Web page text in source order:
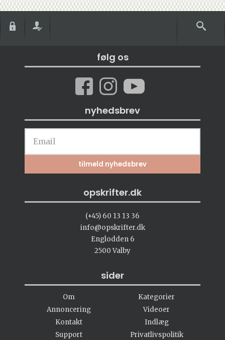
følg os
nyhedsbrev
opskrifter.dk
(+45) 60 13 13 36
info@opskrifter.dk
Englodden 6
2500 Valby
sider
Om
Annoncering
Kontakt
Support
Kategorier
Videoer
Indlæg
Privatlivspolitik